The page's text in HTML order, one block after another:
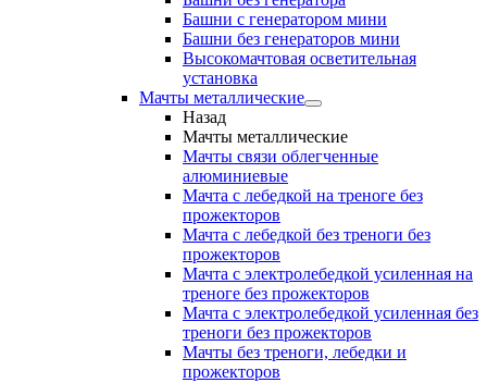
Башни с генератором мини
Башни без генераторов мини
Высокомачтовая осветительная
установка
Мачты металлические
Назад
Мачты металлические
Мачты связи облегченные
алюминиевые
Мачта с лебедкой на треноге без
прожекторов
Мачта с лебедкой без треноги без
прожекторов
Мачта с электролебедкой усиленная на
треноге без прожекторов
Мачта с электролебедкой усиленная без
треноги без прожекторов
Мачты без треноги, лебедки и
прожекторов